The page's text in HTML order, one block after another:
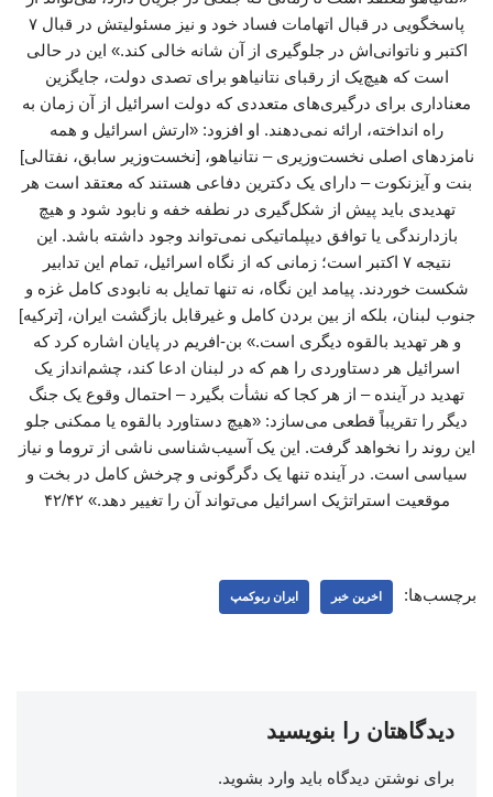
پاسخگویی در قبال اتهامات فساد خود و نیز مسئولیتش در قبال ۷
اکتبر و ناتوانی‌اش در جلوگیری از آن شانه خالی کند.» این در حالی
است که هیچ‌یک از رقبای نتانیاهو برای تصدی دولت، جایگزین
معناداری برای درگیری‌های متعددی که دولت اسرائیل از آن زمان به
راه انداخته، ارائه نمی‌دهند. او افزود: «ارتش اسرائیل و همه
نامزدهای اصلی نخست‌وزیری – نتانیاهو، [نخست‌وزیر سابق، نفتالی]
بنت و آیزنکوت – دارای یک دکترین دفاعی هستند که معتقد است هر
تهدیدی باید پیش از شکل‌گیری در نطفه خفه و نابود شود و هیچ
بازدارندگی یا توافق دیپلماتیکی نمی‌تواند وجود داشته باشد. این
نتیجه ۷ اکتبر است؛ زمانی که از نگاه اسرائیل، تمام این تدابیر
شکست خوردند. پیامد این نگاه، نه تنها تمایل به نابودی کامل غزه و
جنوب لبنان، بلکه از بین بردن کامل و غیرقابل بازگشت ایران، [ترکیه]
و هر تهدید بالقوه دیگری است.» بن-افریم در پایان اشاره کرد که
اسرائیل هر دستاوردی را هم که در لبنان ادعا کند، چشم‌انداز یک
تهدید در آینده – از هر کجا که نشأت بگیرد – احتمال وقوع یک جنگ
دیگر را تقریباً قطعی می‌سازد: «هیچ دستاورد بالقوه یا ممکنی جلو
این روند را نخواهد گرفت. این یک آسیب‌شناسی ناشی از تروما و نیاز
سیاسی است. در آینده تنها یک دگرگونی و چرخش کامل در بخت و
موقعیت استراتژیک اسرائیل می‌تواند آن را تغییر دهد.» ۴۲/۴۲
برچسب‌ها: اخرین خبر ایران ربوکمپ
دیدگاهتان را بنویسید
برای نوشتن دیدگاه باید وارد بشوید.